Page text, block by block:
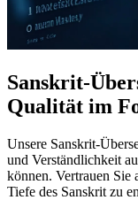
Sanskrit-
Qualität im
Unsere Sanskrit-
und Verständlichkeit
können. Vertrauen Sie
Tiefe des Sanskrit zu